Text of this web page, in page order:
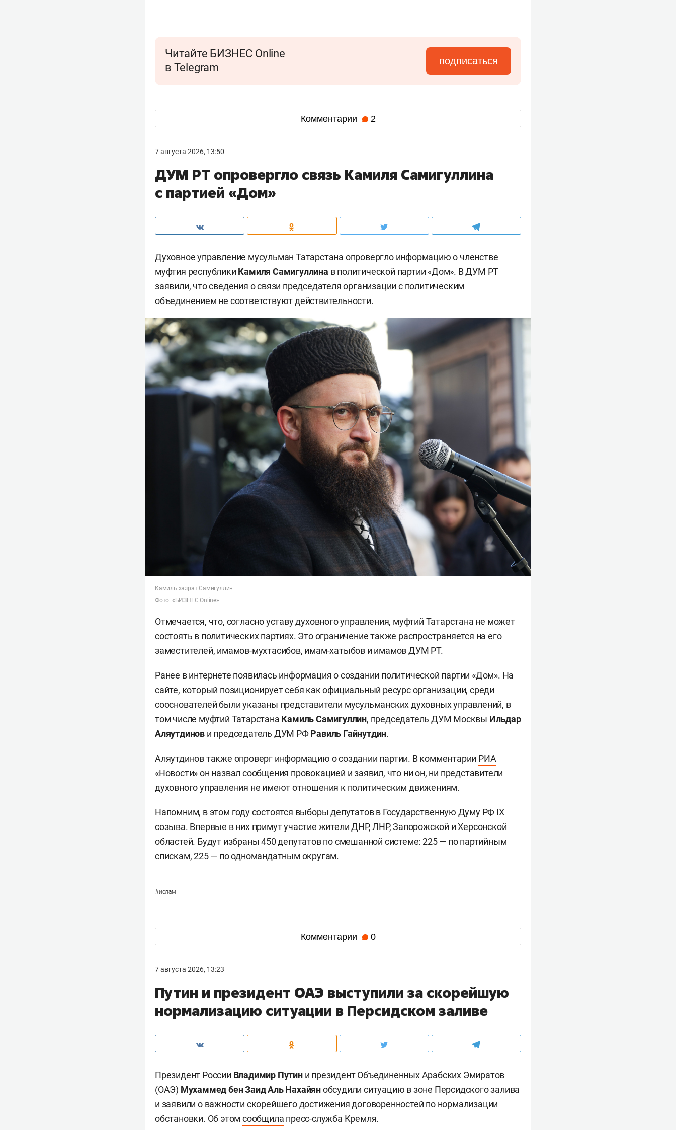
Читайте БИЗНЕС Online
в Telegram
подписаться
Комментарии 2
7 августа 2026, 13:50
ДУМ РТ опровергло связь Камиля Самигуллина
с партией «Дом»
Духовное управление мусульман Татарстана опроверглоинформацию о членстве
муфтия республики Камиля Самигуллина в политической партии «Дом». В ДУМ РТ
заявили, что сведения о связи председателя организации с политическим
объединением не соответствуют действительности.
Камиль хазрат Самигуллин
Фото: «БИЗНЕС Online»
Отмечается, что, согласно уставу духовного управления, муфтий Татарстана не может
состоять в политических партиях. Это ограничение также распространяется на его
заместителей, имамов-мухтасибов, имам-хатыбов и имамов ДУМ РТ.
Ранее в интернете появилась информация о создании политической партии «Дом». На
сайте, который позиционирует себя как официальный ресурс организации, среди
сооснователей были указаны представители мусульманских духовных управлений, в
том числе муфтий Татарстана Камиль Самигуллин, председатель ДУМ Москвы Ильдар
Аляутдинов и председатель ДУМ РФРавиль Гайнутдин.
Аляутдинов также опроверг информацию о создании партии. В комментарии РИА
«Новости»он назвал сообщения провокацией и заявил, что ни он, ни представители
духовного управления не имеют отношения к политическим движениям.
Напомним, в этом году состоятся выборы депутатов в Государственную Думу РФ IX
созыва. Впервые в них примут участие жители ДНР, ЛНР, Запорожской и Херсонской
областей. Будут избраны 450 депутатов по смешанной системе: 225 — по партийным
спискам, 225 — по одномандатным округам.
#ислам
Комментарии 0
7 августа 2026, 13:23
Путин и президент ОАЭ выступили за скорейшую
нормализацию ситуации в Персидском заливе
Президент России Владимир Путини президент Объединенных Арабских Эмиратов
(ОАЭ) Мухаммед бен Заид Аль Нахайянобсудили ситуацию в зоне Персидского залива
и заявили о важности скорейшего достижения договоренностей по нормализации
обстановки. Об этомсообщила пресс-служба Кремля.